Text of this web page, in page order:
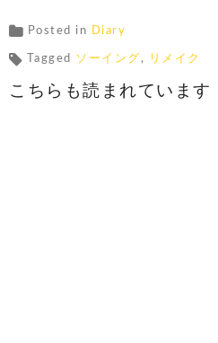
Posted in Diary
Tagged ソーイング , リメイク
こちらも読まれています